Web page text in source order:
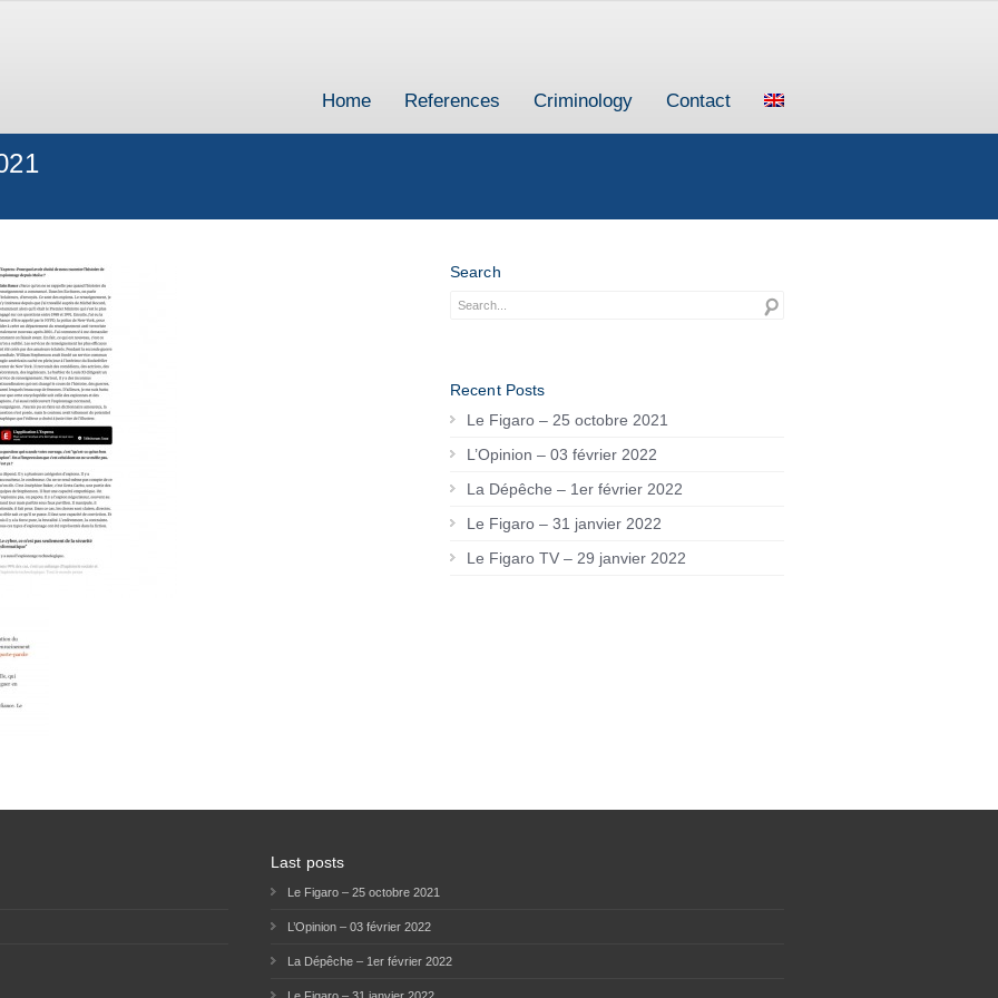
Home References Criminology Contact
Search
Recent Posts
Le Figaro – 25 octobre 2021
L’Opinion – 03 février 2022
La Dépêche – 1er février 2022
Le Figaro – 31 janvier 2022
Le Figaro TV – 29 janvier 2022
Last posts
Le Figaro – 25 octobre 2021
L’Opinion – 03 février 2022
La Dépêche – 1er février 2022